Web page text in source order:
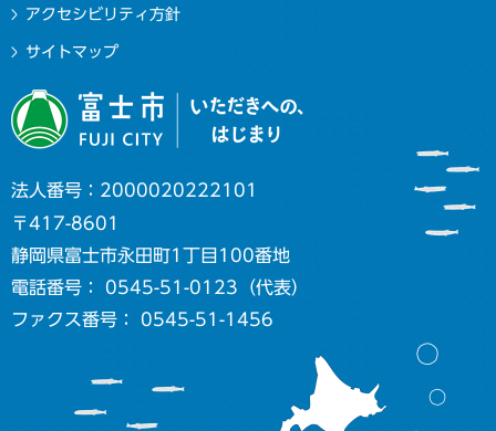
アクセシビリティ方針
サイトマップ
法人番号：2000020222101
〒417-8601
静岡県富士市永田町1丁目100番地
電話番号： 0545-51-0123（代表）
ファクス番号： 0545-51-1456